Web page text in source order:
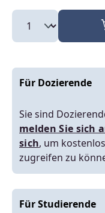
Für Dozierende
Sie sind
melden Sie sich
sich, um
zugreifen zu
Für Studierende